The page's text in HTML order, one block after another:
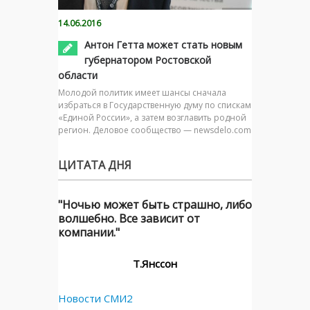
14.06.2016
Антон Гетта может стать новым
губернатором Ростовской
области
Молодой политик имеет шансы сначала
избраться в Государственную думу по спискам
«Единой России», а затем возглавить родной
регион. Деловое сообщество — newsdelo.com
ЦИТАТА ДНЯ
"Ночью может быть страшно, либо
волшебно. Все зависит от
компании."
Т.Янссон
Новости СМИ2